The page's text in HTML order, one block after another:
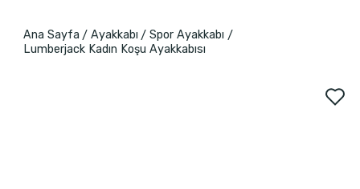
Ana Sayfa Ayakkabı
Spor Ayakkabı
Lumberjack Kadın Koşu Ayakkabısı